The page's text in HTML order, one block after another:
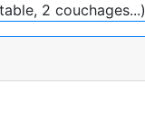
2 couchages...)